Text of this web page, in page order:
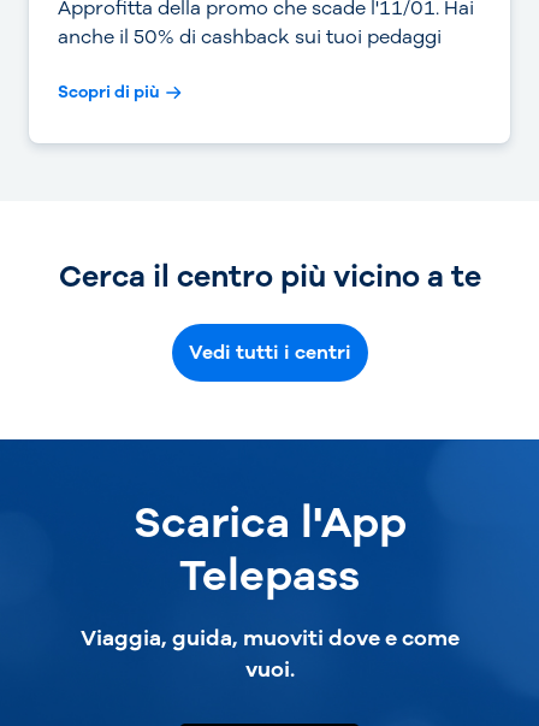
Approfitta della promo che scade l'11/01. Hai
anche il 50% di cashback sui tuoi pedaggi
Scopri di più
Cerca il centro più vicino a te
Vedi tutti i centri
Scarica l'App
Telepass
Viaggia, guida, muoviti dove e come
vuoi.